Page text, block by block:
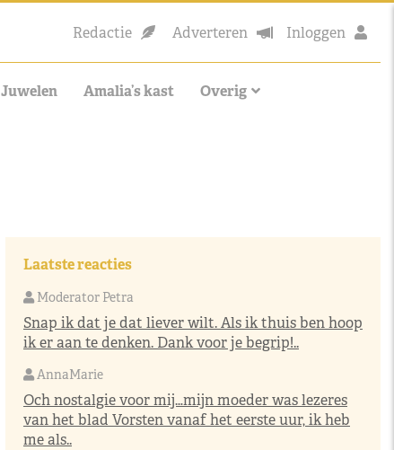
Redactie Adverteren Inloggen
Juwelen Amalia’s kast Overig
Laatste reacties
Moderator Petra
Snap ik dat je dat liever wilt. Als ik thuis ben hoop
ik er aan te denken. Dank voor je begrip!..
AnnaMarie
Och nostalgie voor mij…mijn moeder was lezeres
van het blad Vorsten vanaf het eerste uur, ik heb
me als..